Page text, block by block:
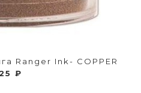
Ranger Ink- COPPER
₽